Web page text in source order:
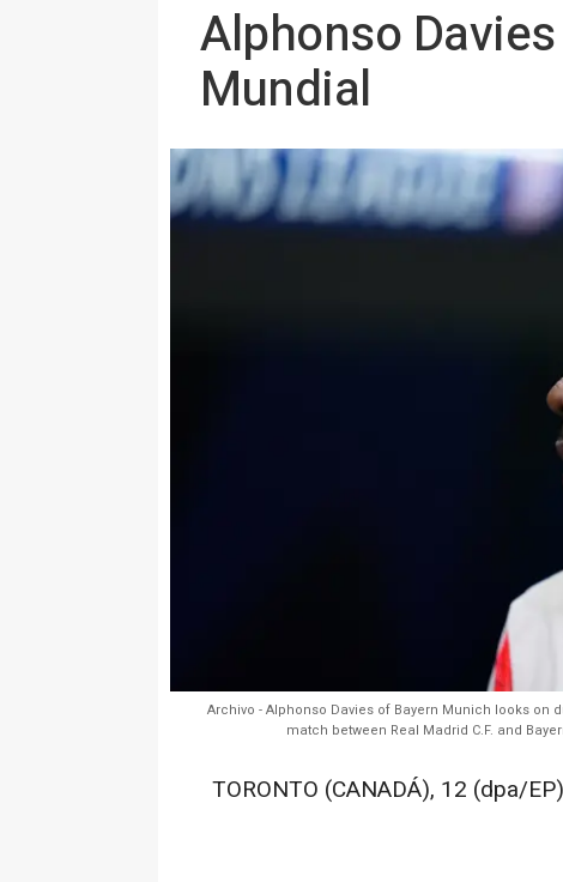
Alphonso
Mundial
Archivo - Alphonso Davies of Bayern Munich looks on
match between Real Madrid C.F. and
TORONTO (CANADÁ), 12 (dpa/EP)